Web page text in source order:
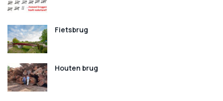
Fietsbrug
Houten brug